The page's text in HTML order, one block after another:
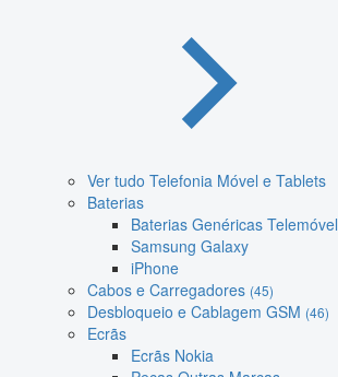
Ver tudo Telefonia Móvel e Tablets
Baterias
Baterias Genéricas Telemóvel
Samsung Galaxy
iPhone
Cabos e Carregadores (45)
Desbloqueio e Cablagem GSM (46)
Ecrãs
Ecrãs Nokia